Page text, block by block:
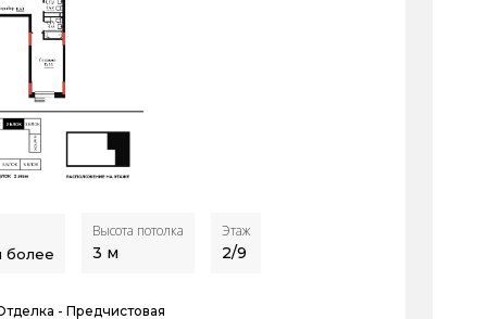
более
Высота потолка
3 м
Этаж
2/9
- Предчистовая